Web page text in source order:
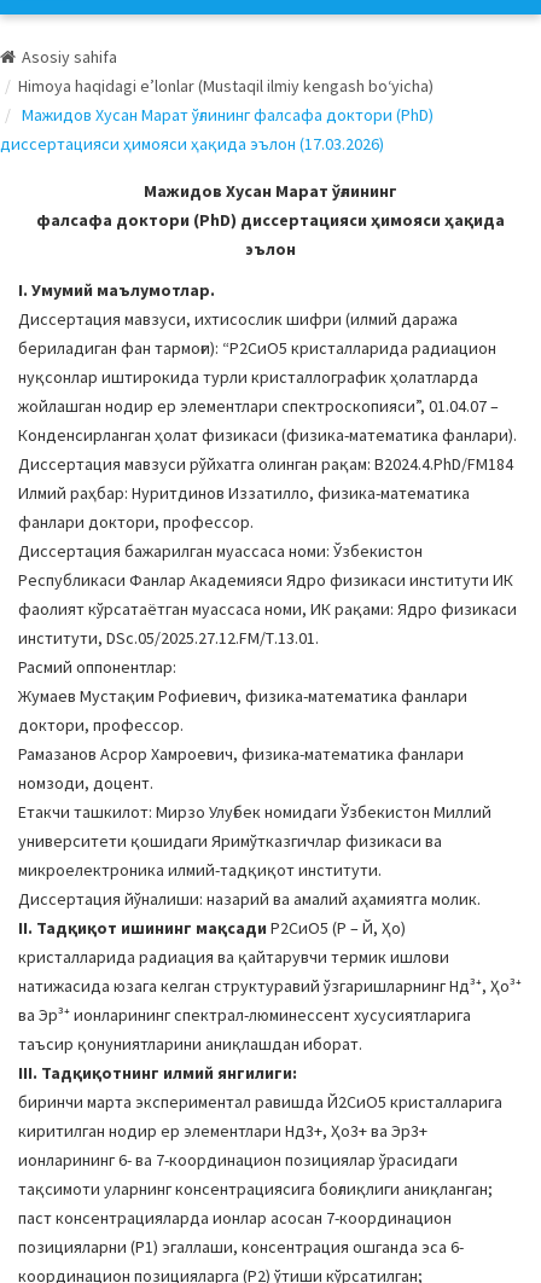
o
g
e
N
v
a
t
i
o
n
Asosiy sahifa
Himoya haqidagi e’lonlar (Mustaqil ilmiy kengash bo‘yicha)
Мажидов Хусан Марат ўғлининг фалсафа доктори (PhD)
диссертацияси ҳимояси ҳақида эълон (17.03.2026)
Мажидов Хусан Марат ўғлининг
фалсафа доктори (PhD) диссертацияси ҳимояси ҳақида
эълон
I. Умумий маълумотлар.
Диссертация мавзуси, ихтисослик шифри (илмий даража
бериладиган фан тармоғи): “Р2СиО5 кристалларида радиацион
нуқсонлар иштирокида турли кристаллографик ҳолатларда
жойлашган нодир ер элементлари спектроскопияси”, 01.04.07 –
Конденсирланган ҳолат физикаси (физика-математика фанлари).
Диссертация мавзуси рўйхатга олинган рақам: В2024.4.PhD/FM184
Илмий раҳбар: Нуритдинов Иззатилло, физика-математика
фанлари доктори, профессор.
Диссертация бажарилган муассаса номи: Ўзбекистон
Республикаси Фанлар Академияси Ядро физикаси институти ИК
фаолият кўрсатаётган муассаса номи, ИК рақами: Ядро физикаси
институти, DSc.05/2025.27.12.FM/Т.13.01.
Расмий оппонентлар:
Жумаев Мустақим Рофиевич, физика-математика фанлари
доктори, профессор.
Рамазанов Асрор Хамроевич, физика-математика фанлари
номзоди, доцент.
Етакчи ташкилот: Мирзо Улуғбек номидаги Ўзбекистон Миллий
университети қошидаги Яримўтказгичлар физикаси ва
микроелектроника илмий-тадқиқот институти.
Диссертация йўналиши: назарий ва амалий аҳамиятга молик.
II. Тадқиқот ишининг мақсади Р2СиО5 (Р – Й, Ҳо)
кристалларида радиация ва қайтарувчи термик ишлови
натижасида юзага келган структуравий ўзгаришларнинг Нд³⁺, Ҳо³⁺
ва Эр³⁺ ионларининг спектрал-люминессент хусусиятларига
таъсир қонуниятларини аниқлашдан иборат.
III. Тадқиқотнинг илмий янгилиги:
биринчи марта экспериментал равишда Й2СиО5 кристалларига
киритилган нодир ер элементлари Нд3+, Ҳо3+ ва Эр3+
ионларининг 6- ва 7-координацион позициялар ўрасидаги
тақсимоти уларнинг консентрациясига боғлиқлиги аниқланган;
паст консентрацияларда ионлар асосан 7-координацион
позицияларни (Р1) эгаллаши, консентрация ошганда эса 6-
координацион позицияларга (Р2) ўтиши кўрсатилган;